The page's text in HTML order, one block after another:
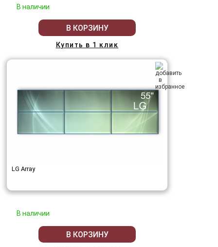
В наличии
В КОРЗИНУ
Купить в 1 клик
LG Array
В наличии
В КОРЗИНУ